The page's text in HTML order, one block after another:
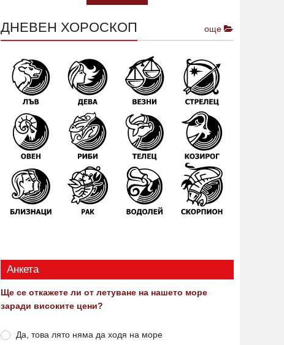
ДНЕВЕН ХОРОСКОП още
Анкета
Ще се откажете ли от летуване на нашето море
заради високите цени?
Да, това лято няма да ходя на море